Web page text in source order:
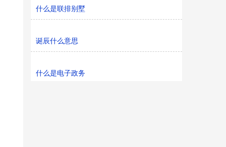
什么是联排别墅
诞辰什么意思
什么是电子政务